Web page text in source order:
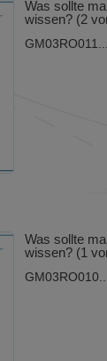
Was sollte
wissen? (2
GM03RO011...
Was sollte
wissen? (1
GM03RO010...